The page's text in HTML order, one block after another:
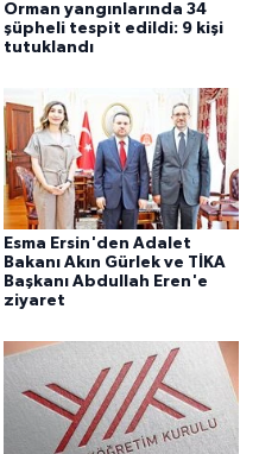
Orman yangınlarında 34
şüpheli tespit edildi: 9 kişi
tutuklandı
Esma Ersin'den Adalet
Bakanı Akın Gürlek ve TİKA
Başkanı Abdullah Eren'e
ziyaret